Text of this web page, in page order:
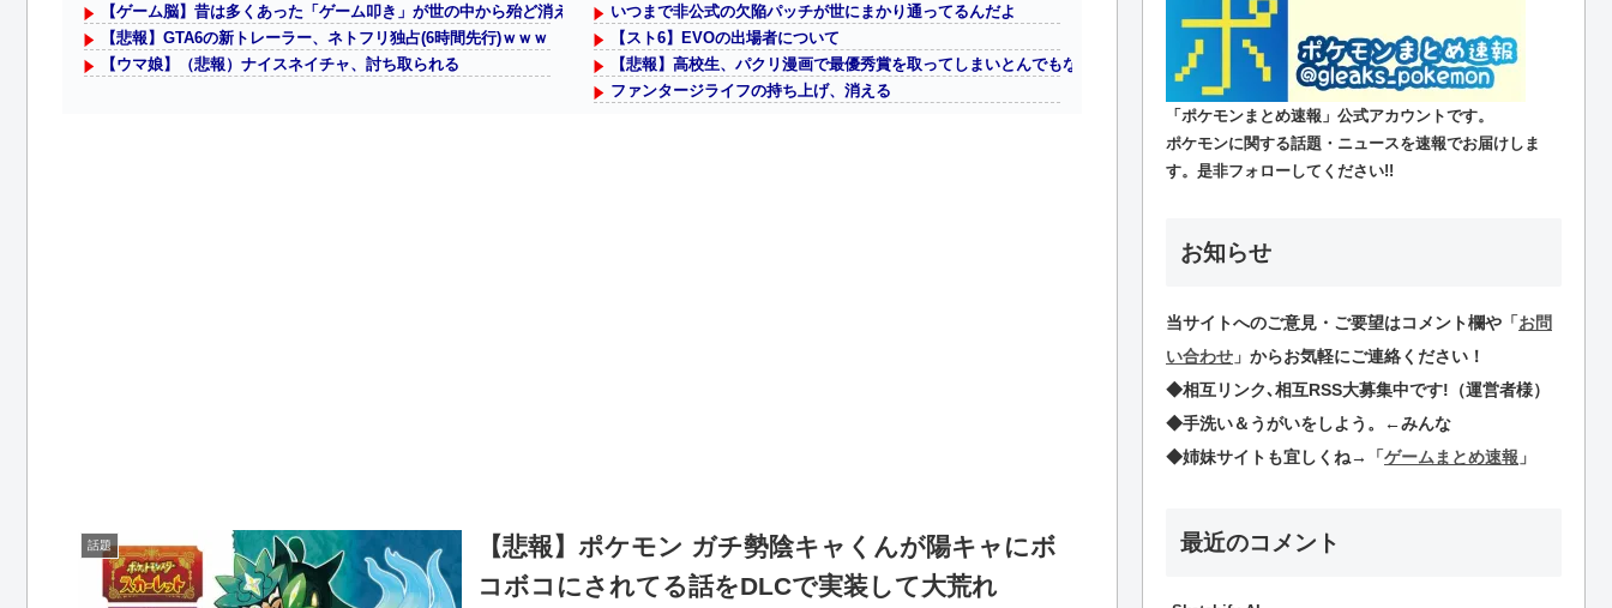
【ゲーム脳】昔は多くあった「ゲーム叩き」が世の中から殆ど消えてしまった理由wwwwwwwwwwwwww
【悲報】GTA6の新トレーラー、ネトフリ独占(6時間先行)ｗｗｗ
【ウマ娘】（悲報）ナイスネイチャ、討ち取られる
いつまで非公式の欠陥パッチが世にまかり通ってるんだよ
【スト6】EVOの出場者について
【悲報】高校生、パクリ漫画で最優秀賞を取ってしまいとんでもない事になる
ファンタージライフの持ち上げ、消える
話題
【悲報】ポケモン ガチ勢陰キャくんが陽キャにボ
コボコにされてる話をDLCで実装して大荒れ
「ポケモンまとめ速報」公式アカウントです。
ポケモンに関する話題・ニュースを速報でお届けしま
す。是非フォローしてください!!
お知らせ
当サイトへのご意見・ご要望はコメント欄や 「 お問
い合わせ 」 からお気軽にご連絡ください！
◆相互リンク､相互RSS大募集中です!（運営者様）
◆手洗い＆うがいをしよう。←みんな
◆姉妹サイトも宜しくね→
「 ゲームまとめ速報 」
最近のコメント